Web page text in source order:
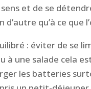
et de se
d’autre qu’à ce que
: éviter de se
à une salade cela
les batteries